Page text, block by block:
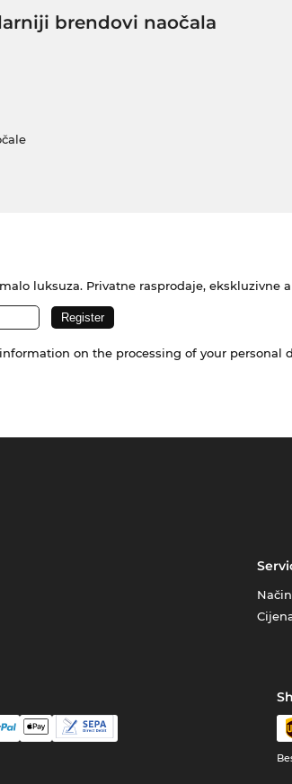
brendovi naočala
luksuza. Privatne rasprodaje, ekskluzivne
on the processing of your personal